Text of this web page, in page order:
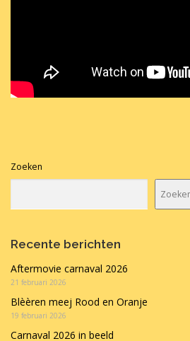
Zoeken
Recente berichten
Aftermovie carnaval 2026
21 februari 2026
Blèèren meej Rood en Oranje
19 februari 2026
Carnaval 2026 in beeld